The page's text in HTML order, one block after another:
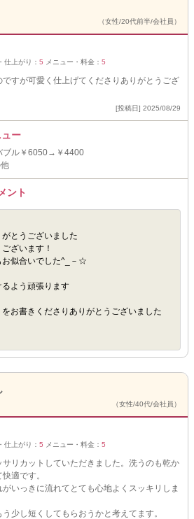
（女性/20代前半/会社員）
仕上がり： 5 メニュー・料金： 5
すが可愛く仕上げてくださりありがとうござ
[投稿日] 2025/08/29
ー
ブル￥6050→￥4400
ント
とうございました
ざいます！
お似合いでした^_－☆
よう頑張ります
お書きくださりありがとうございました
（女性/40代/会社員）
仕上がり： 5 メニュー・料金： 5
リカットしていただきました。洗うのも乾か
適です。
いっきに流れてとても心地よくスッキリしま
少し短くしてもらおうかと考えてます。